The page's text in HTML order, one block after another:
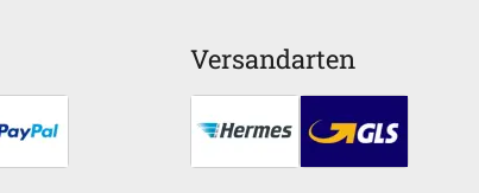
Versandarten